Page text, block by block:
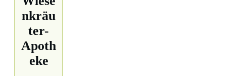
nkräu
ter-
Apoth
eke